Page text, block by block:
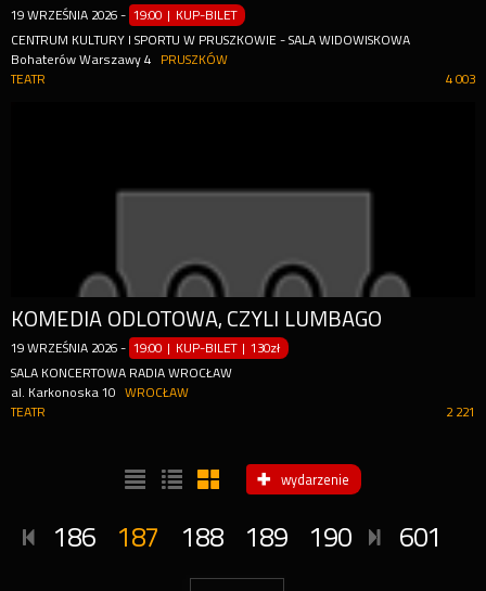
19 WRZEŚNIA 2026 - 19:00 | KUP-BILET
CENTRUM KULTURY I SPORTU W PRUSZKOWIE - SALA WIDOWISKOWA
Bohaterów Warszawy 4
PRUSZKÓW
4 003
TEATR
KOMEDIA ODLOTOWA, CZYLI LUMBAGO
19 WRZEŚNIA 2026 - 19:00 | KUP-BILET |130zł
SALA KONCERTOWA RADIA WROCŁAW
al. Karkonoska 10
WROCŁAW
2 221
TEATR
wydarzenie
186 187 188 189 190 601